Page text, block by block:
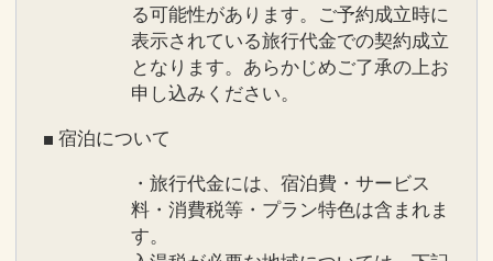
・駐車場 1泊1台1500円（税込）
・3名様でのご利用時は1台エキストラベ
ッド対応
設定期間：2024年7月16日～2027年5月
インターネットコース番号：DP-2-
る可能性があります。ご予約成立時に
表示されている旅行代金での契約成立
となります。あらかじめご了承の上お
申し込みください。
■ 宿泊について
・旅行代金には、宿泊費・サービス
料・消費税等・プラン特色は含まれま
す。